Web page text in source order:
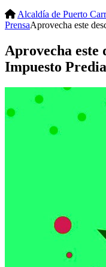
Alcaldía de Puerto
PrensaAprovecha este
Aprovecha este
Impuesto